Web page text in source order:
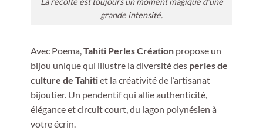
grande intensité.
Avec Poema,Tahiti Perles Créationpropose un
bijou unique qui illustre la diversité des perles de
culture de Tahitiet la créativité de l’artisanat
bijoutier. Un pendentif qui allie authenticité,
élégance et circuit court, du lagon polynésien à
votre écrin.